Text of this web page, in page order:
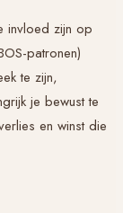
invloed zijn op
patronen)
te zijn,
je bewust te
en winst die